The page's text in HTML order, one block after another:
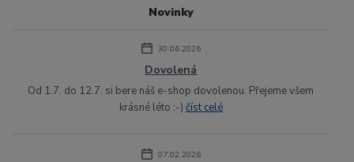
Novinky
30.06.2026
Dovolená
Od 1.7. do 12.7. si bere náš e-shop dovolenou. Přejeme všem
krásné léto :-) číst celé
07.02.2026